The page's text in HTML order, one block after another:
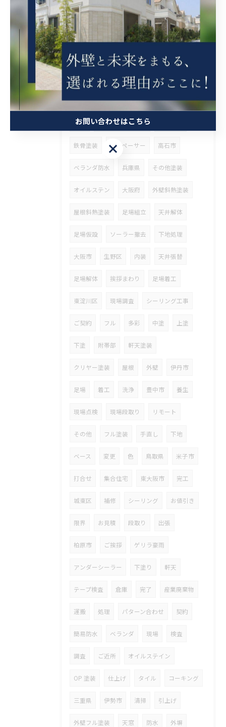
クリヤ ベランダ簡易防水 茨木市
吹田市 タイル張り 守口市 ケレン
錆止め 外壁張り替え 瓦固定
漆喰工事 瓦差し替え 京都市
ブロック工事 高圧洗浄 解体 営業
整理 ウッドデッキ塗装
鉄骨塗装 タスペーサー 高石市
ベランダ防水 兵庫県 その他塗装
オイルステン 大阪府 外壁斜熱塗装
屋根斜熱塗装 足場組立 天井解体
足場仮設 ソーラー撤去 下地処理
大阪市 生野区 内装 天井張替
足場解体 挨拶まわり 足場着工
東淀川区 現場調査 シーリング工事
ご契約 フル 多彩 中塗 上塗
下塗 附帯部 軒天塗装
クリヤー塗装 屋根 外壁 伊丹市
足場 着工 洗浄 豊中市 養生
現場点検 現場段取り リモート
その他 フル塗装 手直し 下地
ベース 変更 色 鳥取県 米子市
打合せ 集合住宅 東大阪市 完工
城東区 補修 シーリング お値引き
限界 お見積 段取り 出張
柏原市 ご挨拶 ゲリラ豪雨
アンダーシーラー 下塗り 軒天
テープ検査 倉庫 完了 産業廃棄物
運搬 処理 パターン合わせ 契約
簡易防水 ベランダ 現場 検査
調査 ご近所 オイルステイン
OP 塗装 仕上げ タイル コーキング
三重県 伊勢市 清掃 引上げ
外壁フル塗装 天窓 防水 外塀
お問い合わせはこちら
お問い合わせはこちら